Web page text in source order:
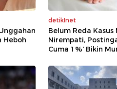
Heboh
detikInet
Belum Reda Kasus
Nirempati,
Cuma 1%' Bikin